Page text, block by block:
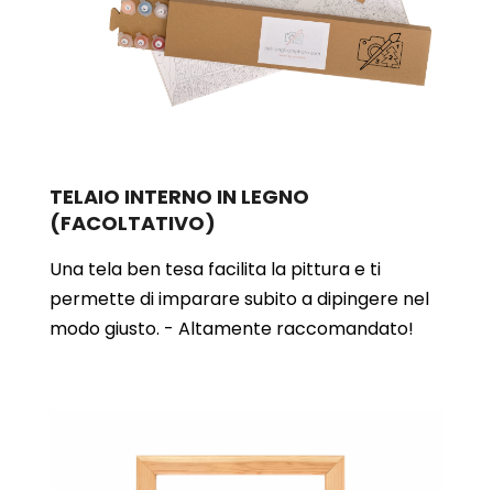
TELAIO INTERNO IN LEGNO
(FACOLTATIVO)
Una tela ben tesa facilita la pittura e ti
permette di imparare subito a dipingere nel
modo giusto. - Altamente raccomandato!